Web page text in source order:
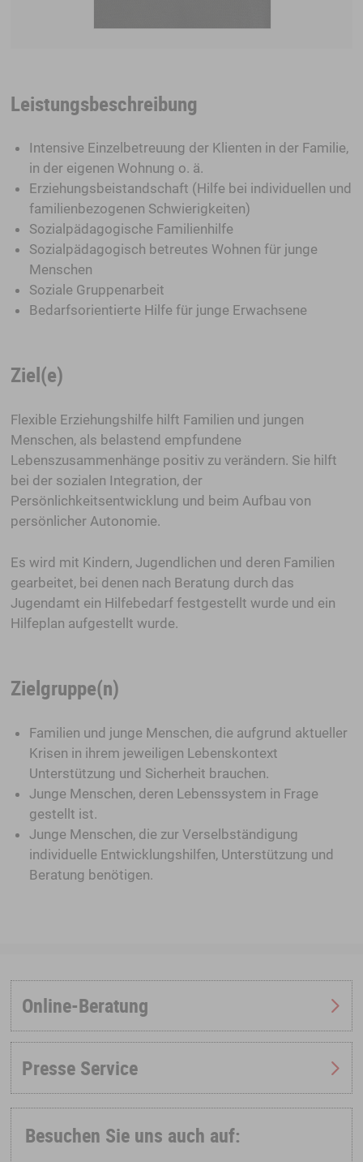
Leistungsbeschreibung
Intensive Einzelbetreuung der Klienten in der Familie,
in der eigenen Wohnung o. ä.
Erziehungsbeistandschaft (Hilfe bei individuellen und
familienbezogenen Schwierigkeiten)
Sozialpädagogische Familienhilfe
Sozialpädagogisch betreutes Wohnen für junge
Menschen
Soziale Gruppenarbeit
Bedarfsorientierte Hilfe für junge Erwachsene
Ziel(e)
Flexible Erziehungshilfe hilft Familien und jungen
Menschen, als belastend empfundene
Lebenszusammenhänge positiv zu verändern. Sie hilft
bei der sozialen Integration, der
Persönlichkeitsentwicklung und beim Aufbau von
persönlicher Autonomie.
Es wird mit Kindern, Jugendlichen und deren Familien
gearbeitet, bei denen nach Beratung durch das
Jugendamt ein Hilfebedarf festgestellt wurde und ein
Hilfeplan aufgestellt wurde.
Zielgruppe(n)
Familien und junge Menschen, die aufgrund aktueller
Krisen in ihrem jeweiligen Lebenskontext
Unterstützung und Sicherheit brauchen.
Junge Menschen, deren Lebenssystem in Frage
gestellt ist.
Junge Menschen, die zur Verselbständigung
individuelle Entwicklungshilfen, Unterstützung und
Beratung benötigen.
Online-Beratung
Presse Service
Besuchen Sie uns auch auf: